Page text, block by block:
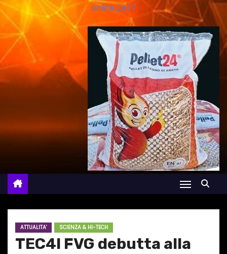
online 24/7
ATTUALITA' SCIENZA & HI-TECH
TEC4I FVG debutta alla